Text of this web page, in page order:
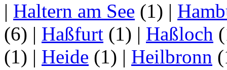
| Haltern am See (1) |
(6) | Haßfurt (1) | Haßloch
(1) | Heide (1) | Heilbronn